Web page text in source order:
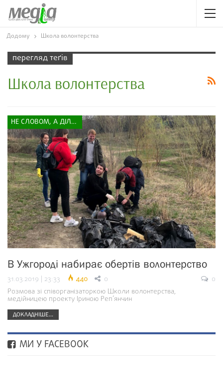
Додому Школа волонтерства
перегляд теґів
Школа волонтерства
НЕ СЛОВОМ, А ДІЛОМ
В Ужгороді набирає обертів волонтерство
31.03.2019 | 23:33 440 0
0
Розмова зі співорганізаторкою Школи волонтерства,
медійницею проекту Іриною Реп’янчин
ДОКЛАДНІШЕ...
МИ У FACEBOOK